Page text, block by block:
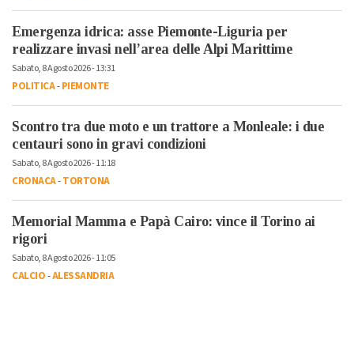
Emergenza idrica: asse Piemonte-Liguria per
realizzare invasi nell’area delle Alpi Marittime
Sabato, 8 Agosto 2026 - 13:31
POLITICA-PIEMONTE
Scontro tra due moto e un trattore a Monleale: i due
centauri sono in gravi condizioni
Sabato, 8 Agosto 2026 - 11:18
CRONACA-TORTONA
Memorial Mamma e Papà Cairo: vince il Torino ai
rigori
Sabato, 8 Agosto 2026 - 11:05
CALCIO-ALESSANDRIA